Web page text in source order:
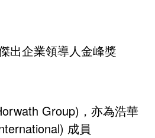
出企業領導人金峰獎
Group)，亦為浩華
成員